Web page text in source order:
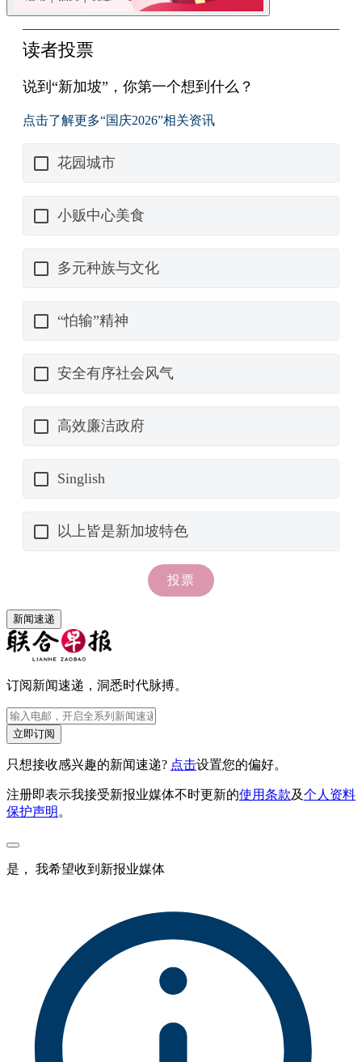
新闻速递
订阅新闻速递，洞悉时代脉搏。
立即订阅
只想接收感兴趣的新闻速递? 点击设置您的偏好。
注册即表示我接受新报业媒体不时更新的使用条款及个人资料
保护声明 。
是， 我希望收到新报业媒体